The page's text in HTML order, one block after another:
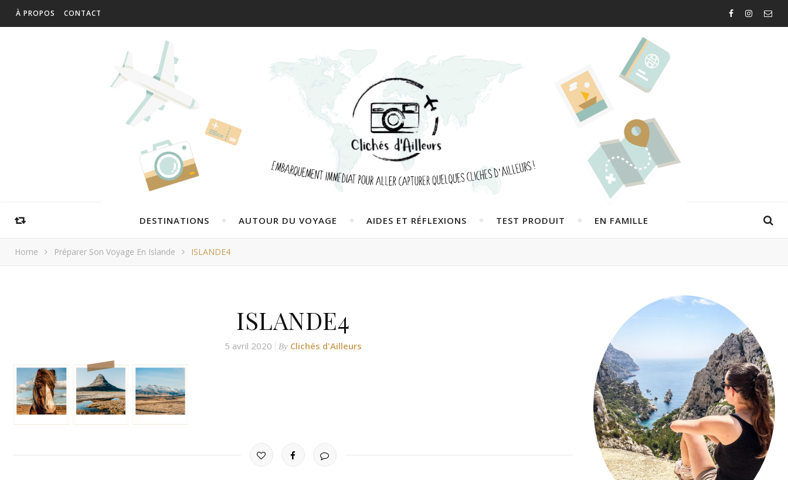
À PROPOS CONTACT
DESTINATIONS AUTOUR DU VOYAGE AIDES ET RÉFLEXIONS TEST PRODUIT EN FAMILLE
Home Préparer Son Voyage En Islande ISLANDE4
ISLANDE4
5 avril 2020 By Clichés d'Ailleurs